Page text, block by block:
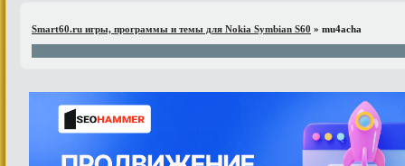
Smart60.ru игры, программы и темы для Nokia Symbian S60 » mu4acha